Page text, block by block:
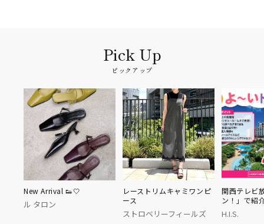
ピックアップ
レーストリムキャミワンピ
ース
ストロベリーフィールズ
関西テレビ放送「よ～いド
ン！」で紹介されました！
H.I.S.
Fur
ラ